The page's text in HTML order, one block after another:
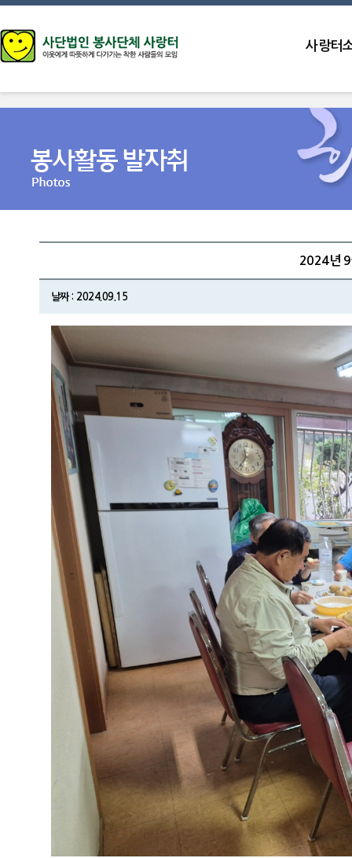
사랑터
2024년 9
날짜 : 2024.09.15